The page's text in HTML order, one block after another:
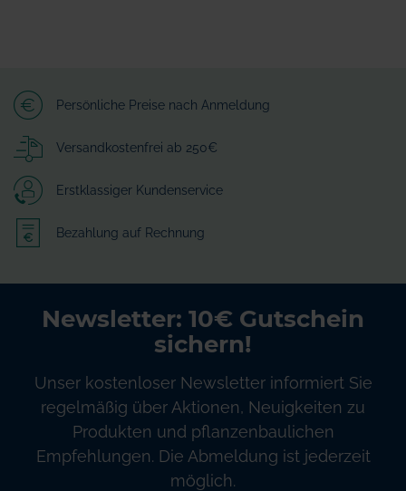
Persönliche Preise nach Anmeldung
Versandkostenfrei ab 250€
Erstklassiger Kundenservice
Bezahlung auf Rechnung
Newsletter: 10€ Gutschein
sichern!
Unser kostenloser Newsletter informiert Sie
regelmäßig über Aktionen, Neuigkeiten zu
Produkten und pflanzenbaulichen
Empfehlungen. Die Abmeldung ist jederzeit
möglich.